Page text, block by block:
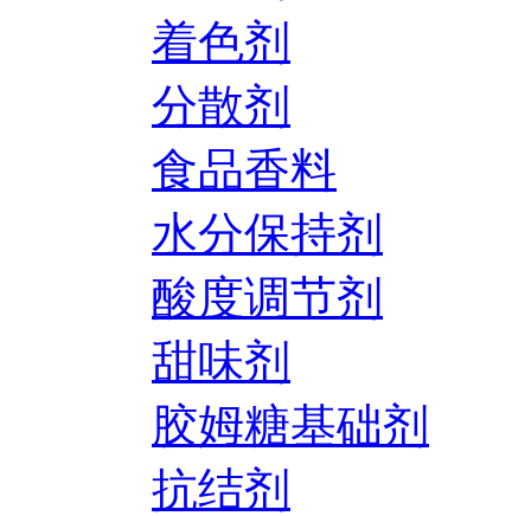
着色剂
分散剂
食品香料
水分保持剂
酸度调节剂
甜味剂
胶姆糖基础剂
抗结剂